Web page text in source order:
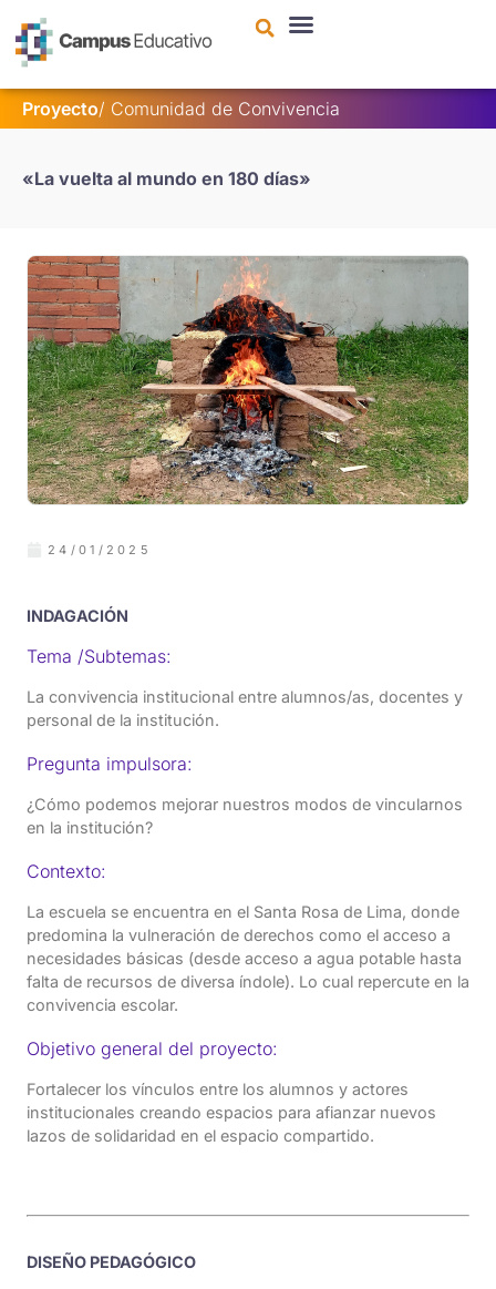
Proyecto/ Comunidad de Convivencia
«La vuelta al mundo en 180 días»
24/01/2025
INDAGACIÓN
Tema /Subtemas:
La convivencia institucional entre alumnos/as, docentes y
personal de la institución.
Pregunta impulsora:
¿Cómo podemos mejorar nuestros modos de vincularnos
en la institución?
Contexto:
La escuela se encuentra en el Santa Rosa de Lima, donde
predomina la vulneración de derechos como el acceso a
necesidades básicas (desde acceso a agua potable hasta
falta de recursos de diversa índole). Lo cual repercute en la
convivencia escolar.
Objetivo general del proyecto:
Fortalecer los vínculos entre los alumnos y actores
institucionales creando espacios para afianzar nuevos
lazos de solidaridad en el espacio compartido.
DISEÑO PEDAGÓGICO